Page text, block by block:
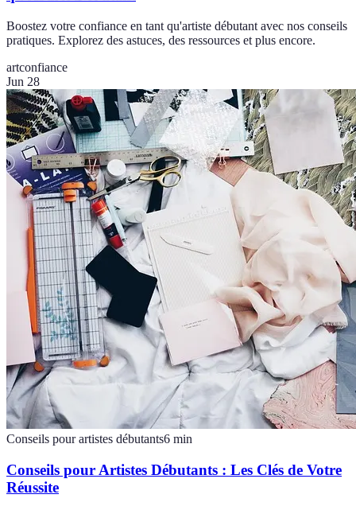
Boostez votre confiance en tant qu'artiste débutant avec nos conseils
pratiques. Explorez des astuces, des ressources et plus encore.
artconfiance
Jun 28
Conseils pour artistes débutants6 min
Conseils pour Artistes Débutants : Les Clés de Votre
Réussite